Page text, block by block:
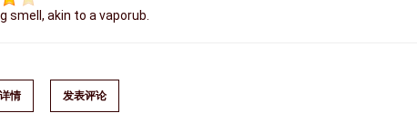
smell, akin to a vaporub.
情 发表评论